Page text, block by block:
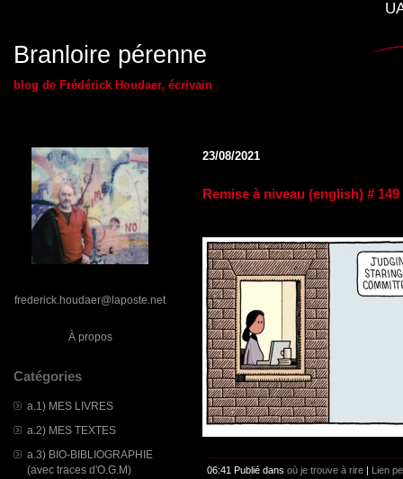
Branloire pérenne
blog de Frédérick Houdaer, écrivain
frederick.houdaer@laposte.net
À propos
Catégories
a.1) MES LIVRES
a.2) MES TEXTES
a.3) BIO-BIBLIOGRAPHIE
(avec traces d'O.G.M)
23/08/2021
Remise à niveau (english) # 149
06:41 Publié dans où je trouve à rire
Lien